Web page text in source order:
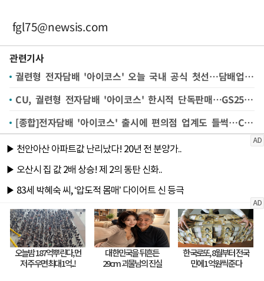
fgl75@newsis.com
관련기사
궐련형 전자담배 '아이코스' 오늘 국내 공식 첫선…담배업계 '촉각'
CU, 궐련형 전자담배 '아이코스' 한시적 단독판매…GS25 매출 넘을까 '관심'
[종합]전자담배 '아이코스' 출시에 편의점 업계도 들썩…CU, GS25 매출 넘을까 '관심'